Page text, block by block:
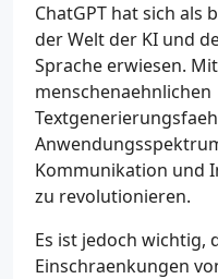
ChatGPT hat sich als
der Welt der KI und
Sprache erwiesen.
menschenaehnlichen
Kommunikation und
zu revolutionieren.
Es ist jedoch wichtig,
Einschraenkungen